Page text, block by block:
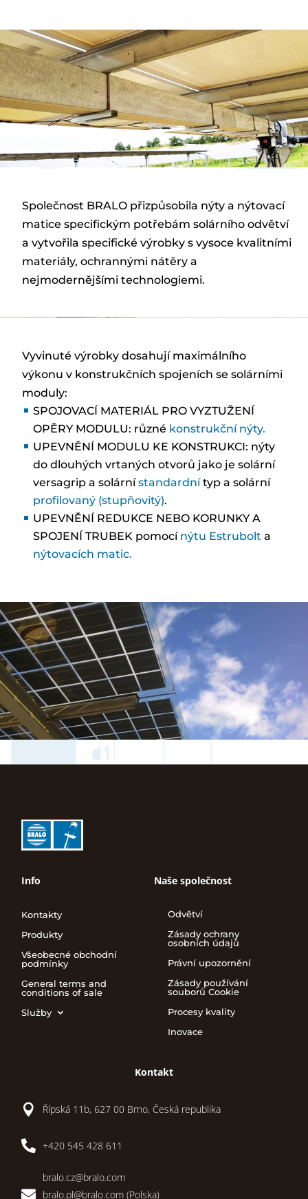
Společnost BRALO přizpůsobila nýty a nýtovací
matice specifickým potřebám solárního odvětví
a vytvořila specifické výrobky s vysoce kvalitními
materiály, ochrannými nátěry a
nejmodernějšími technologiemi.
Vyvinuté výrobky dosahují maximálního
výkonu v konstrukčních spojeních se solárními
moduly:
SPOJOVACÍ MATERIÁL PRO VYZTUŽENÍ
OPĚRY MODULU: různé konstrukční nýty.
UPEVNĚNÍ MODULU KE KONSTRUKCI: nýty
do dlouhých vrtaných otvorů jako je solární
versagrip a solárnístandardnítyp a solární
profilovaný (stupňovitý).
UPEVNĚNÍ REDUKCE NEBO KORUNKY A
SPOJENÍ TRUBEK pomocí nýtu Estrubolta
nýtovacích matic.
Info
Kontakty
Produkty
Všeobecné obchodní
podmínky
General terms and
conditions of sale
Služby
Naše společnost
Odvětví
Zásady ochrany
osobních údajů
Právní upozornění
Zásady používání
souborů Cookie
Procesy kvality
Inovace
Kontakt
 Řípská 11b, 627 00 Brno, Česká republika
 +420 545 428 611

bralo.cz@bralo.com
bralo.pl@bralo.com (Polska)